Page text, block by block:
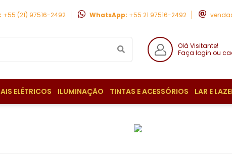
+55 (21) 97516-2492 WhatsApp: +55 21 97516-2492
Olá Visitante!
Faça login ou
ELÉTRICOS ILUMINAÇÃO TINTAS E ACESSÓRIOS LAR E